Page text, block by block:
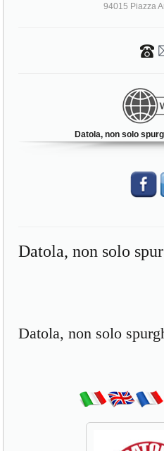
94015 Piazza
Datola, non solo
Datola, non solo
Datola, non solo